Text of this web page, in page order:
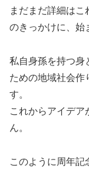
まだまだ詳細は
のきっかけに、始
私自身孫を持つ身
ための地域社会作
す。
これからアイデア
ん。
このように周年記